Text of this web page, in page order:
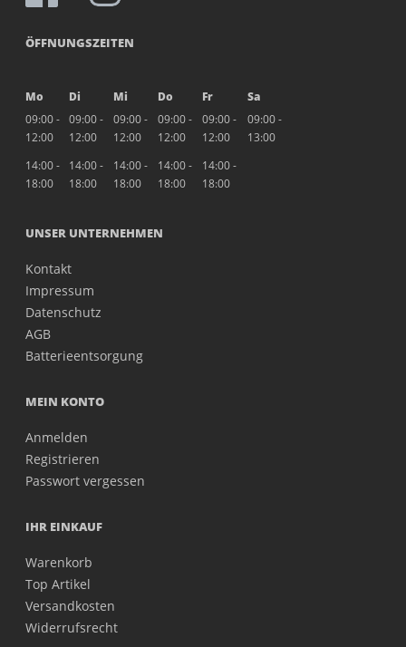
ÖFFNUNGSZEITEN
Mo Di Mi Do Fr
Sa
09:00 -
12:00
09:00 -
12:00
09:00 -
12:00
09:00 -
12:00
09:00 -
12:00
09:00 -
13:00
14:00 -
18:00
14:00 -
18:00
14:00 -
18:00
14:00 -
18:00
14:00 -
18:00
UNSER UNTERNEHMEN
Kontakt
Impressum
Datenschutz
AGB
Batterieentsorgung
MEIN KONTO
Anmelden
Registrieren
Passwort vergessen
IHR EINKAUF
Warenkorb
Top Artikel
Versandkosten
Widerrufsrecht